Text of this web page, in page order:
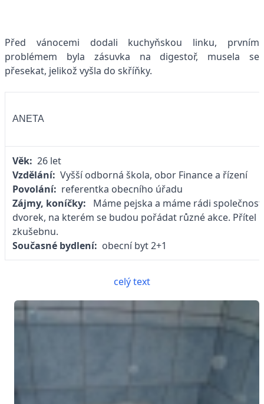
Před vánocemi dodali kuchyňskou linku, prvním
problémem byla zásuvka na digestoř, musela se
přesekat, jelikož vyšla do skříňky.
ANETA
Věk: 26 let
Vzdělání: Vyšší odborná škola, obor Finance a řízení
Povolání: referentka obecního úřadu
Zájmy, koníčky:
Máme pejska a máme rádi
dvorek, na kterém se budou pořádat různé akce. Přítel
zkušebnu.
Současné bydlení: obecní byt 2+1
celý text